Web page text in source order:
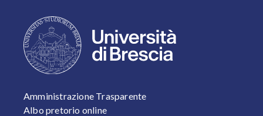
FOOTER 1
Amministrazione Trasparente
Albo pretorio online